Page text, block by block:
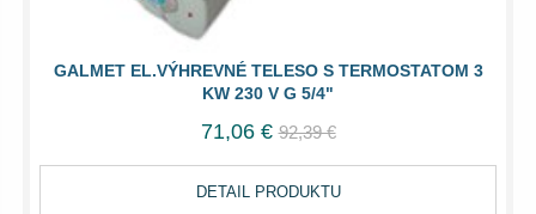
GALMET EL.VÝHREVNÉ TELESO S TERMOSTATOM 3
KW 230 V G 5/4"
71,06 € 92,39 €
DETAIL PRODUKTU